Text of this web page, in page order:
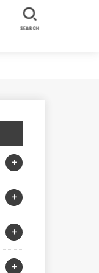
SEARCH